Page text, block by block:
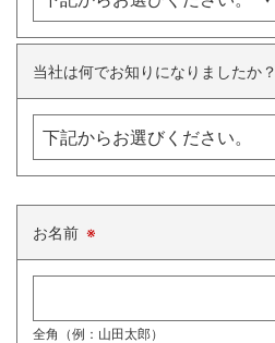
当社は何でお知りになりましたか？
お名前 ※
全角（例：山田太郎）